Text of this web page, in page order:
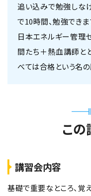
追い込みで勉強しな
で10時間、勉強できま
日本エネルギー管理
間たち＋熱血講師と
べては合格という名の
こ
講習会内容
基礎で重要なところ、覚